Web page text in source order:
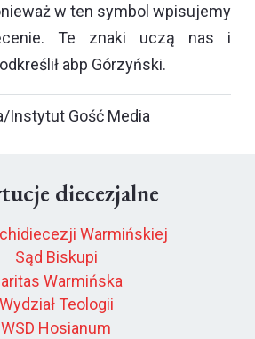
w ten symbol wpisujemy
Te znaki uczą nas i
abp Górzyński.
Instytut Gość Media
diecezjalne
Warmińskiej
Sąd Biskupi
Warmińska
Wydział Teologii
WSD Hosianum